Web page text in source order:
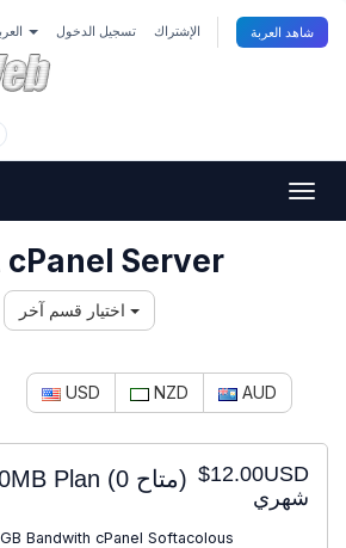
تسجيل الدخول الإشتراك شاهد العربة
cPanel Server
USD NZD AUD
$12.00USD
شهري
Plan (0 متاح)
Bandwith cPanel Softacolous